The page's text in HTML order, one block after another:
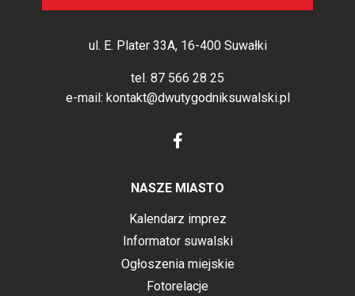
ul. E. Plater 33A, 16-400 Suwałki
tel. 87 566 28 25
e-mail: kontakt@dwutygodniksuwalski.pl
NASZE MIASTO
Kalendarz imprez
Informator suwalski
Ogłoszenia miejskie
Fotorelacje